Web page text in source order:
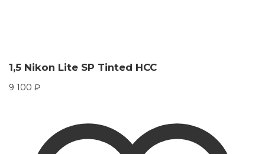
1,5 Nikon Lite SP Tinted HCC
9 100 ₽